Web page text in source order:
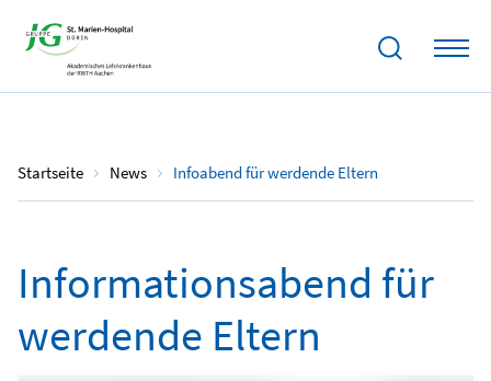
Startseite News Infoabend für werdende Eltern
12.11.2023
Informationsabend für
werdende Eltern